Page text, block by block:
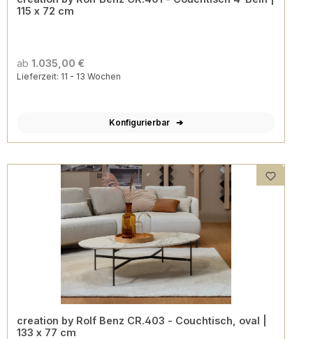
115 x 72 cm
ab 1.035,00 €
Lieferzeit: 11 - 13 Wochen
Konfigurierbar
creation by Rolf Benz CR.403 - Couchtisch, oval |
133 x 77 cm